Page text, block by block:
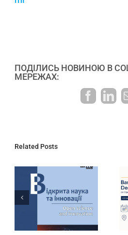
ПОДІЛИСЬ НОВИНОЮ В
МЕРЕЖАХ:
Related Posts
запрошує
долучитися до
конференції
Barcelona
Declaration